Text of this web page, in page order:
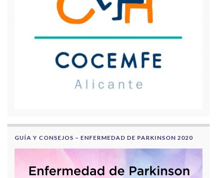
GUÍA Y CONSEJOS – ENFERMEDAD DE PARKINSON 2020